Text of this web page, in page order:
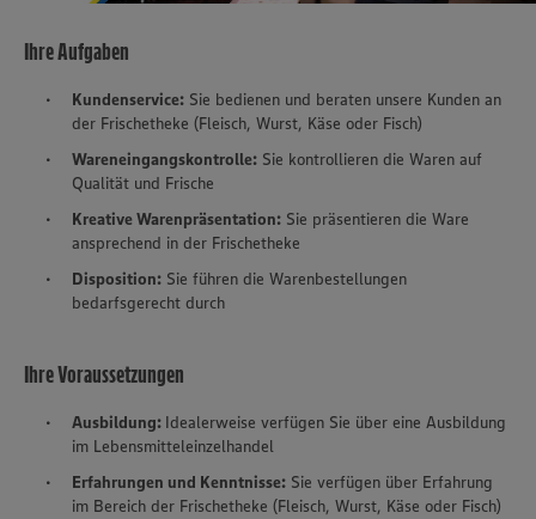
Ihre Aufgaben
Kundenservice: Sie bedienen und beraten unsere Kunden an
der Frischetheke (Fleisch, Wurst, Käse oder Fisch)
Wareneingangskontrolle: Sie kontrollieren die Waren auf
Qualität und Frische
Kreative Warenpräsentation: Sie präsentieren die Ware
ansprechend in der Frischetheke
Disposition: Sie führen die Warenbestellungen
bedarfsgerecht durch
Ihre Voraussetzungen
Ausbildung: Idealerweise verfügen Sie über eine Ausbildung
im Lebensmitteleinzelhandel
Erfahrungen und Kenntnisse: Sie verfügen über Erfahrung
im Bereich der Frischetheke (Fleisch, Wurst, Käse oder Fisch)